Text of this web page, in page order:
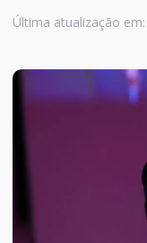
Última atualização